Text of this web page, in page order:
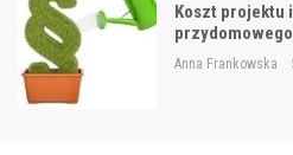
projektu i założenia ogrodu
– aktualne ceny i porady
Frankowska 5 stycznia 2026